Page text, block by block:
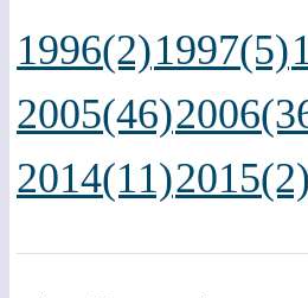
1996(2)1997(5)
2005(46)
2014(11)2015(2)